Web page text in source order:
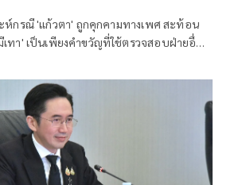
ห์กรณี 'แก้วตา' ถูกคุกคามทางเพศ สะท้อน
ตั้งแต่เรื่อง ทางเพศ ยาเสพติด การพนัน ข้อ
งิน พรรคย่อมไม่อาจอธิบายทุกกรณีว่าเป็น
ลได้อีกต่อไป